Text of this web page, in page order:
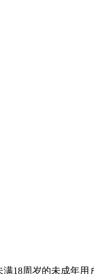
18周岁的未成年